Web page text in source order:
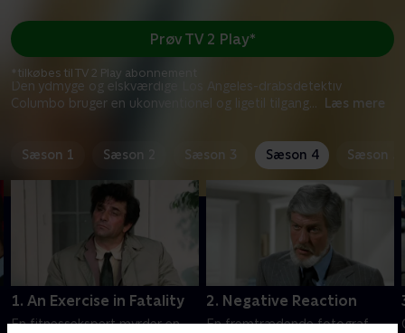
Den ydmyge og elskværdige Los Angeles-drabsdetektiv
Columbo bruger en ukonventionel og ligetil tilgang... Læs mere
Prøv TV 2 Play*
*tilkøbes til TV 2 Play abonnement
Sæson 1 Sæson 2 Sæson 3 Sæson 4 Sæson 5
1. An Exercise in Fatality
En fitnessekspert myrder en
2. Negative Reaction
En fremtrædende fotograf